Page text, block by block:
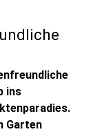
ins
Garten